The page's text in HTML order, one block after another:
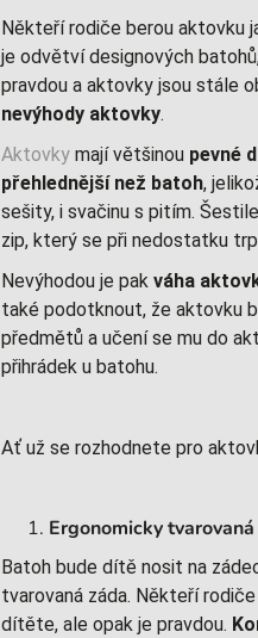
Někteří rodiče berou aktovku
je odvětví designových
pravdou a aktovky jsou stále
nevýhody aktovky.
Aktovky mají většinou pevné
přehlednější než batoh,
sešity, i svačinu s pitím.
zip, který se při nedostatku
Nevýhodou je pak váha
také podotknout, že aktovku
předmětů a učení se mu do
přihrádek u batohu.
Ať už se rozhodnete pro
Ergonomicky
Batoh bude dítě nosit na
tvarovaná záda. Někteří
dítěte, ale opak je pravdou.